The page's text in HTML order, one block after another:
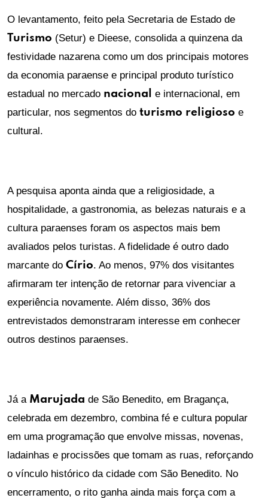
O levantamento, feito pela Secretaria de Estado de
Turismo (Setur) e Dieese, consolida a quinzena da
festividade nazarena como um dos principais motores
da economia paraense e principal produto turístico
estadual no mercado nacional
e internacional, em
particular, nos segmentos do turismo religioso e
cultural.
A pesquisa aponta ainda que a religiosidade, a
hospitalidade, a gastronomia, as belezas naturais e a
cultura paraenses foram os aspectos mais bem
avaliados pelos turistas. A fidelidade é outro dado
marcante do Círio. Ao menos, 97% dos visitantes
afirmaram ter intenção de retornar para vivenciar a
experiência novamente. Além disso, 36% dos
entrevistados demonstraram interesse em conhecer
outros destinos paraenses.
Já a Marujada de São Benedito, em Bragança,
celebrada em dezembro, combina fé e cultura popular
em uma programação que envolve missas, novenas,
ladainhas e procissões que tomam as ruas, reforçando
o vínculo histórico da cidade com São Benedito. No
encerramento, o rito ganha ainda mais força com a